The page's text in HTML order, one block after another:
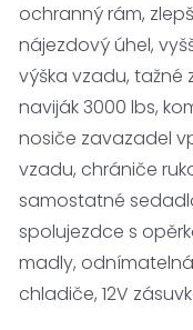
ochranný rám,
nájezdový úhel,
výška vzadu, tažné
naviják 3000 lbs,
nosiče zavazadel
vzadu, chrániče
samostatné
spolujezdce s
madly,
chladiče, 12V